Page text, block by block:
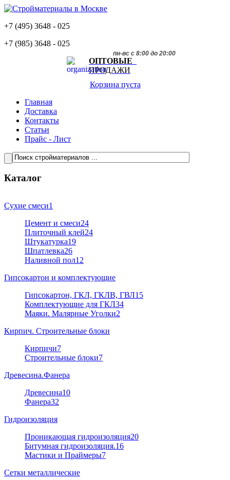
+7 (495) 3648 - 025
+7 (985) 3648 - 025
пн-вс с 8:00 до 20:00
ОПТОВЫЕ
ПРОДАЖИ
Корзина пуста
Главная
Доставка
Контакты
Статьи
Прайс - Лист
Каталог
Сухие смеси1
Цемент и смеси24
Плиточный клей24
Штукатурка19
Шпатлевка26
Наливной пол12
Гипсокартон и комплектующие
Гипсокартон, ГКЛ, ГКЛВ, ГВЛ15
Комплектующие для ГКЛ34
Маяки. Малярные Уголки2
Кирпич. Строительные блоки
Кирпичи7
Строительные блоки7
Древесина.Фанера
Древесина10
Фанера32
Гидроизоляция
Проникающая гидроизоляция20
Битумная гидроизоляция.16
Мастики и Праймеры7
Сетки металлические